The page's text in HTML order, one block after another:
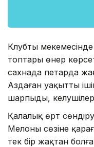
Клубтың
топтары өнер
сахнада петарда
Аздаған уақыттың
шарпыды,
Қалалық өрт
Мелоның сөзіне
тек бір жақтан